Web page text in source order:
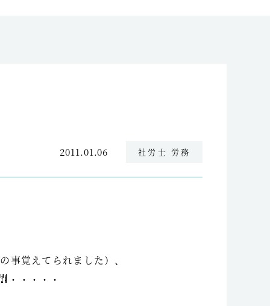
2011.01.06 社労士 労務
事覚えてられました）、
・・・・・